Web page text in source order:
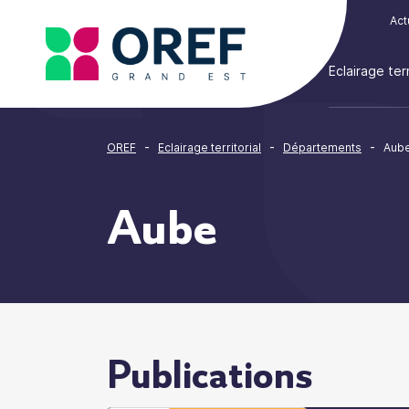
Eclairage
OREF - Eclairage territorial - Départements -
Aube
Publications